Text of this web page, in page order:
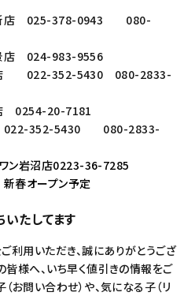
小新店 025-378-0943 080-
景店 024-983-9556
城店 022-352-5430 080-2833-
店 0254-20-7181
ク 022-352-5430 080-2833-
ン岩沼店0223-36-7285
春オープン予定
たしてます
用いただき、誠にありがとうござ
皆様へ、いち早く値引きの情報をご
お問い合わせ）や、気になる子（リ